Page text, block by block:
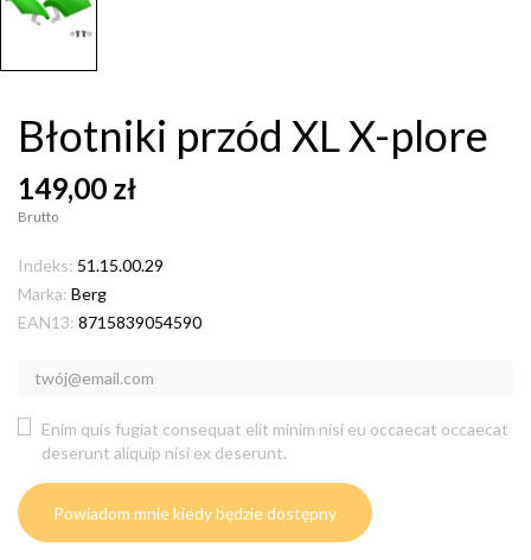
Błotniki przód XL X-plore
149,00 zł
Brutto
Indeks: 51.15.00.29
Marka: Berg
EAN13: 8715839054590
Enim quis fugiat consequat elit minim nisi eu occaecat occaecat
deserunt aliquip nisi ex deserunt.
Powiadom mnie kiedy będzie dostępny